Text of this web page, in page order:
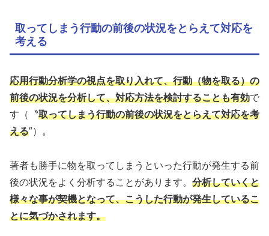
取ってしまう行動の前後の状況をとらえて対応を
考える
応用行動分析学の視点を取り入れて、行動（物を取る）の
前後の状況を分析して、対応方法を検討することも有効で
す（〝取ってしまう行動の前後の状況をとらえて対応を考
える″）。
著者も勝手に物を取ってしまうといった行動が発生する前
後の状況をよく分析することがあります。 分析していくと
様々な事が契機となって、こうした行動が発生しているこ
とに気づかされます。